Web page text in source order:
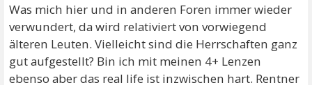
Was mich hier und in anderen Foren immer wieder
verwundert, da wird relativiert von vorwiegend
älteren Leuten. Vielleicht sind die Herrschaften ganz
gut aufgestellt? Bin ich mit meinen 4+ Lenzen
ebenso aber das real life ist inzwischen hart. Rentner